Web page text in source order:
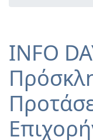
INFO